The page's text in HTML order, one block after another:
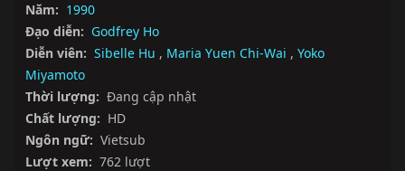
Năm: 1990
Đạo diễn: Godfrey Ho
Diễn viên: Sibelle Hu , Maria Yuen Chi-Wai , Yoko
Miyamoto
Thời lượng: Đang cập nhật
Chất lượng: HD
Ngôn ngữ: Vietsub
Lượt xem: 762 lượt